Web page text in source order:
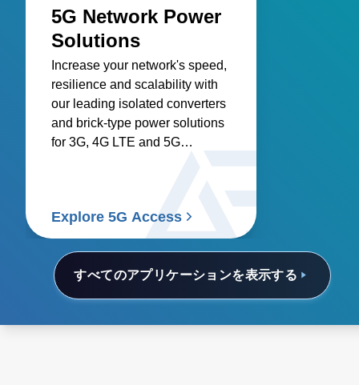
すべてのアプリケーションを表示する
5G Network Power
Solutions
Increase your network's speed,
resilience and scalability with
our leading isolated converters
and brick-type power solutions
for 3G, 4G LTE and 5G
Explore 5G Access